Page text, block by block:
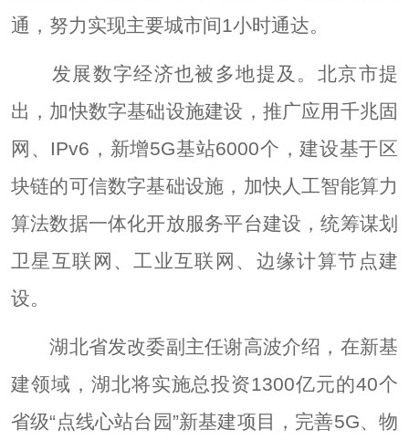
通，努力实现主要城市间1小时通达。
发展数字经济也被多地提及。北京市提
出，加快数字基础设施建设，推广应用千兆固
网、IPv6，新增5G基站6000个，建设基于区
块链的可信数字基础设施，加快人工智能算力
算法数据一体化开放服务平台建设，统筹谋划
卫星互联网、工业互联网、边缘计算节点建
设。
湖北省发改委副主任谢高波介绍，在新基
建领域，湖北将实施总投资1300亿元的40个
省级“点线心站台园”新基建项目，完善5G、物